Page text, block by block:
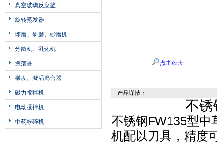
真空玻璃反应釜
旋转蒸发器
球磨、研磨、砂磨机
分散机、乳化机
振荡器
梯度、漩涡混合器
磁力搅拌机
电动搅拌机
中药粉碎机
点击放大
产品详情：
不锈
不锈钢FW135型中
机配以刀具，精度